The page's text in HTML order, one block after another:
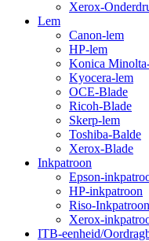
Xerox-
Lem
Canon-lem
HP-lem
Konica
Kyocera-lem
OCE-Blade
Ricoh-Blade
Skerp-lem
Toshiba-Balde
Xerox-Blade
Inkpatroon
Epson-
HP-inkpatroon
Riso-Inkpatroon
Xerox-
ITB-eenheid/